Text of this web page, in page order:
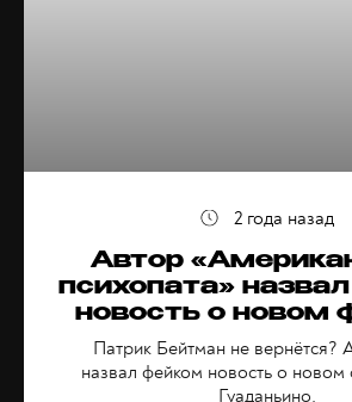
Автор
психопата»
новость о новом
Патрик Бейтман не вернётся?
назвал фейком новость о
Гуаданьино.
2 года назад